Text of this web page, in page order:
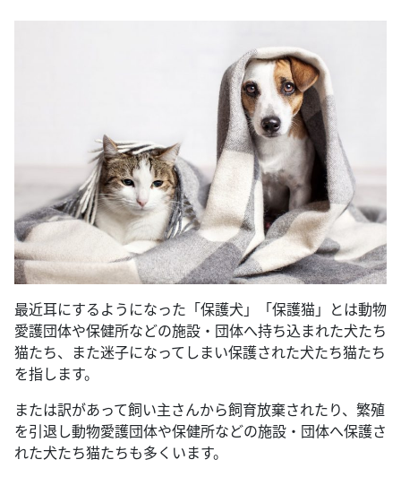
最近耳にするようになった「保護犬」「保護猫」とは動物
愛護団体や保健所などの施設・団体へ持ち込まれた犬たち
猫たち、また迷子になってしまい保護された犬たち猫たち
を指します。
または訳があって飼い主さんから飼育放棄されたり、繁殖
を引退し動物愛護団体や保健所などの施設・団体へ保護さ
れた犬たち猫たちも多くいます。